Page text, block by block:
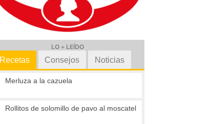
LO + LEÍDO
Recetas
Merluza a la cazuela
Rollitos de solomillo de pavo al moscatel
Consejos Noticias